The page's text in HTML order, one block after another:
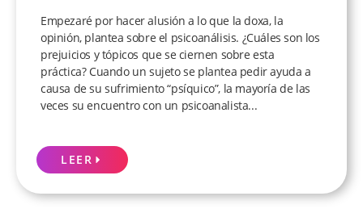
Empezaré por hacer alusión a lo que la doxa, la
opinión, plantea sobre el psicoanálisis. ¿Cuáles son los
prejuicios y tópicos que se ciernen sobre esta
práctica? Cuando un sujeto se plantea pedir ayuda a
causa de su sufrimiento “psíquico”, la mayoría de las
veces su encuentro con un psicoanalista...
LEER